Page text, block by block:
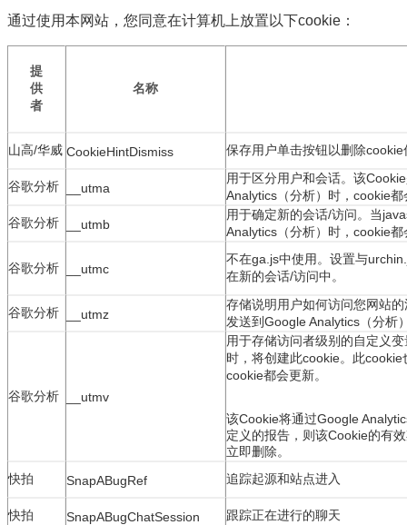
通过使用本网站，您同意在计算机上放置以下cookie：
提
供
者
名称
山高/华威 CookieHintDismiss 保存用户单击按钮以删除
谷歌分析 __utma
用于区分用户和会话。 该
Analytics（分析）时，cookie都
谷歌分析
__utmb
用于确定新的会话/访问。 当
Analytics（分析）时，cookie都
谷歌分析 __utmc
不在ga.js中使用。 设置与
在新的会话/访问中。
谷歌分析 __utmz
存储说明用户如何访问您网站
发送到Google Analytics（分析
谷歌分析 __utmv
用于存储访问者级别的自定义
时，将创建此cookie。 此cookie
cookie都会更新。
该Cookie将通过Google
定义的报告，则该Cookie的有
立即删除。
快拍
SnapABugRef 追踪起源和站点进入
快拍 SnapABugChatSession 跟踪正在进行的聊天